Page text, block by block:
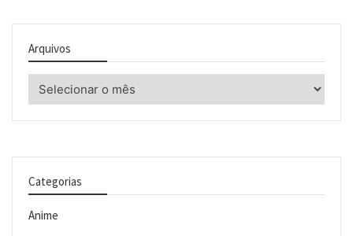
Arquivos
Arquivos
Categorias
Anime